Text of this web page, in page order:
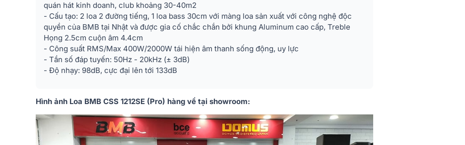
quán hát kinh doanh, club khoảng 30-40m2
- Cấu tạo: 2 loa 2 đường tiếng, 1 loa bass 30cm với màng loa sản xuất với công nghệ độc
quyền của BMB tại Nhật và được gia cố chắc chắn bởi khung Aluminum cao cấp, Treble
Họng 2.5cm cuộn âm 4.4cm
- Công suất RMS/Max 400W/2000W tái hiện âm thanh sống động, uy lực
- Tần số đáp tuyến: 50Hz - 20kHz (± 3dB)
- Độ nhạy: 98dB, cực đại lên tới 133dB
Hình ảnh Loa BMB CSS 1212SE (Pro) hàng về tại showroom: